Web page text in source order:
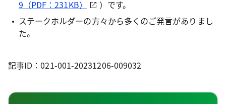
9（PDF：231KB）
）です。
ステークホルダーの方々から多くのご発言がありまし
た。
記事ID：021-001-20231206-009032